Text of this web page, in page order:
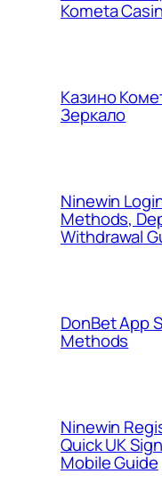
Kometa
Казино
Зеркало
Ninewin
Methods,
Withdrawal
DonBet App
Methods
Ninewin
Quick UK
Mobile Guide